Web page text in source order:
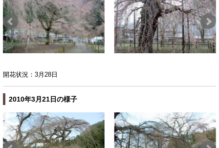
開花状況：3月28日
2010年3月21日の様子